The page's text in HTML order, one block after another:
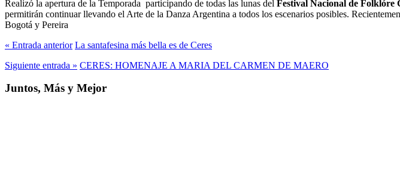
Realizó la apertura de la Temporada participando de todas las lunas del Festival Nacional de Folklóre
permitirán continuar llevando el Arte de la Danza Argentina a todos los escenarios posibles.
Bogotá y Pereira
« Entrada anterior La santafesina más bella es de Ceres
Siguiente entrada » CERES: HOMENAJE A MARIA DEL CARMEN DE MAERO
Juntos, Más y Mejor